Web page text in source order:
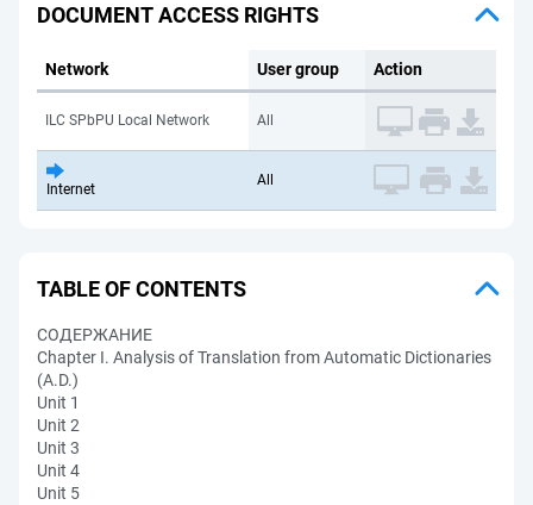
DOCUMENT ACCESS RIGHTS
Network User group Action
ILC SPbPU Local Network All
Internet
All
TABLE OF CONTENTS
СОДЕРЖАНИЕ
Chapter I. Analysis of Translation from Automatic Dictionaries
(A.D.)
Unit 1
Unit 2
Unit 3
Unit 4
Unit 5